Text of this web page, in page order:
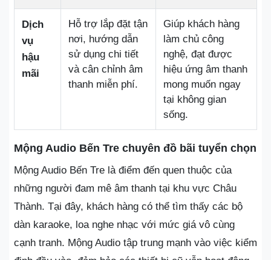
Dịch
vụ
hậu
mãi
Hỗ trợ lắp đặt tận
nơi, hướng dẫn
sử dụng chi tiết
và cân chỉnh âm
thanh miễn phí.
Giúp khách hàng
làm chủ công
nghệ, đạt được
hiệu ứng âm thanh
mong muốn ngay
tại không gian
sống.
Mộng Audio Bến Tre chuyên đồ bãi tuyển chọn
Mộng Audio Bến Tre là điểm đến quen thuộc của
những người đam mê âm thanh tại khu vực Châu
Thành. Tại đây, khách hàng có thể tìm thấy các bộ
dàn karaoke, loa nghe nhạc với mức giá vô cùng
cạnh tranh. Mộng Audio tập trung mạnh vào việc kiểm